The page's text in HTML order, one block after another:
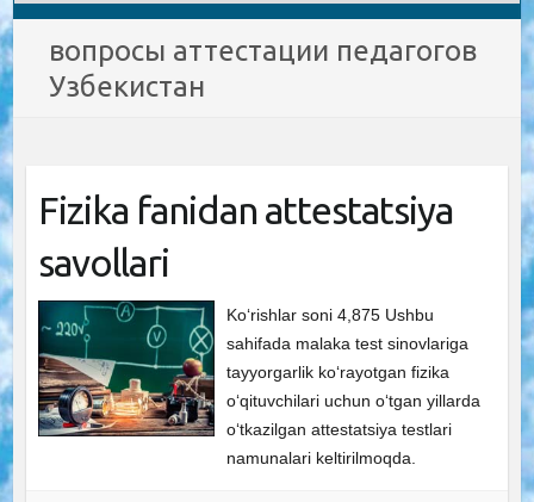
вопросы аттестации педагогов
Узбекистан
Fizika fanidan attestatsiya
savollari
Ko‘rishlar soni 4,875 Ushbu
sahifada malaka test sinovlariga
tayyorgarlik ko‘rayotgan fizika
o‘qituvchilari uchun o‘tgan yillarda
o‘tkazilgan attestatsiya testlari
namunalari keltirilmoqda.